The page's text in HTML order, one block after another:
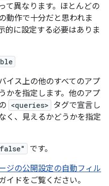
て異なります。ほとんどの
動作で十分だと思われま
的に設定する必要はありま
イス上の他のすべてのアプ
かを指定します。他のアプ
<queries> タグで宣言し
く、見えるかどうかを指定
です。
ジの公開設定の自動フィル
イドをご覧ください。